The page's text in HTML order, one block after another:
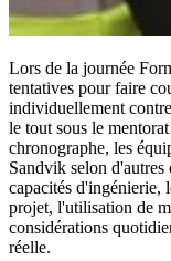
Lors de la journée
tentatives pour faire
individuellement
le tout sous le
chronographe, les
Sandvik selon
capacités d'ingénierie,
projet, l'utilisation de
considérations
réelle.